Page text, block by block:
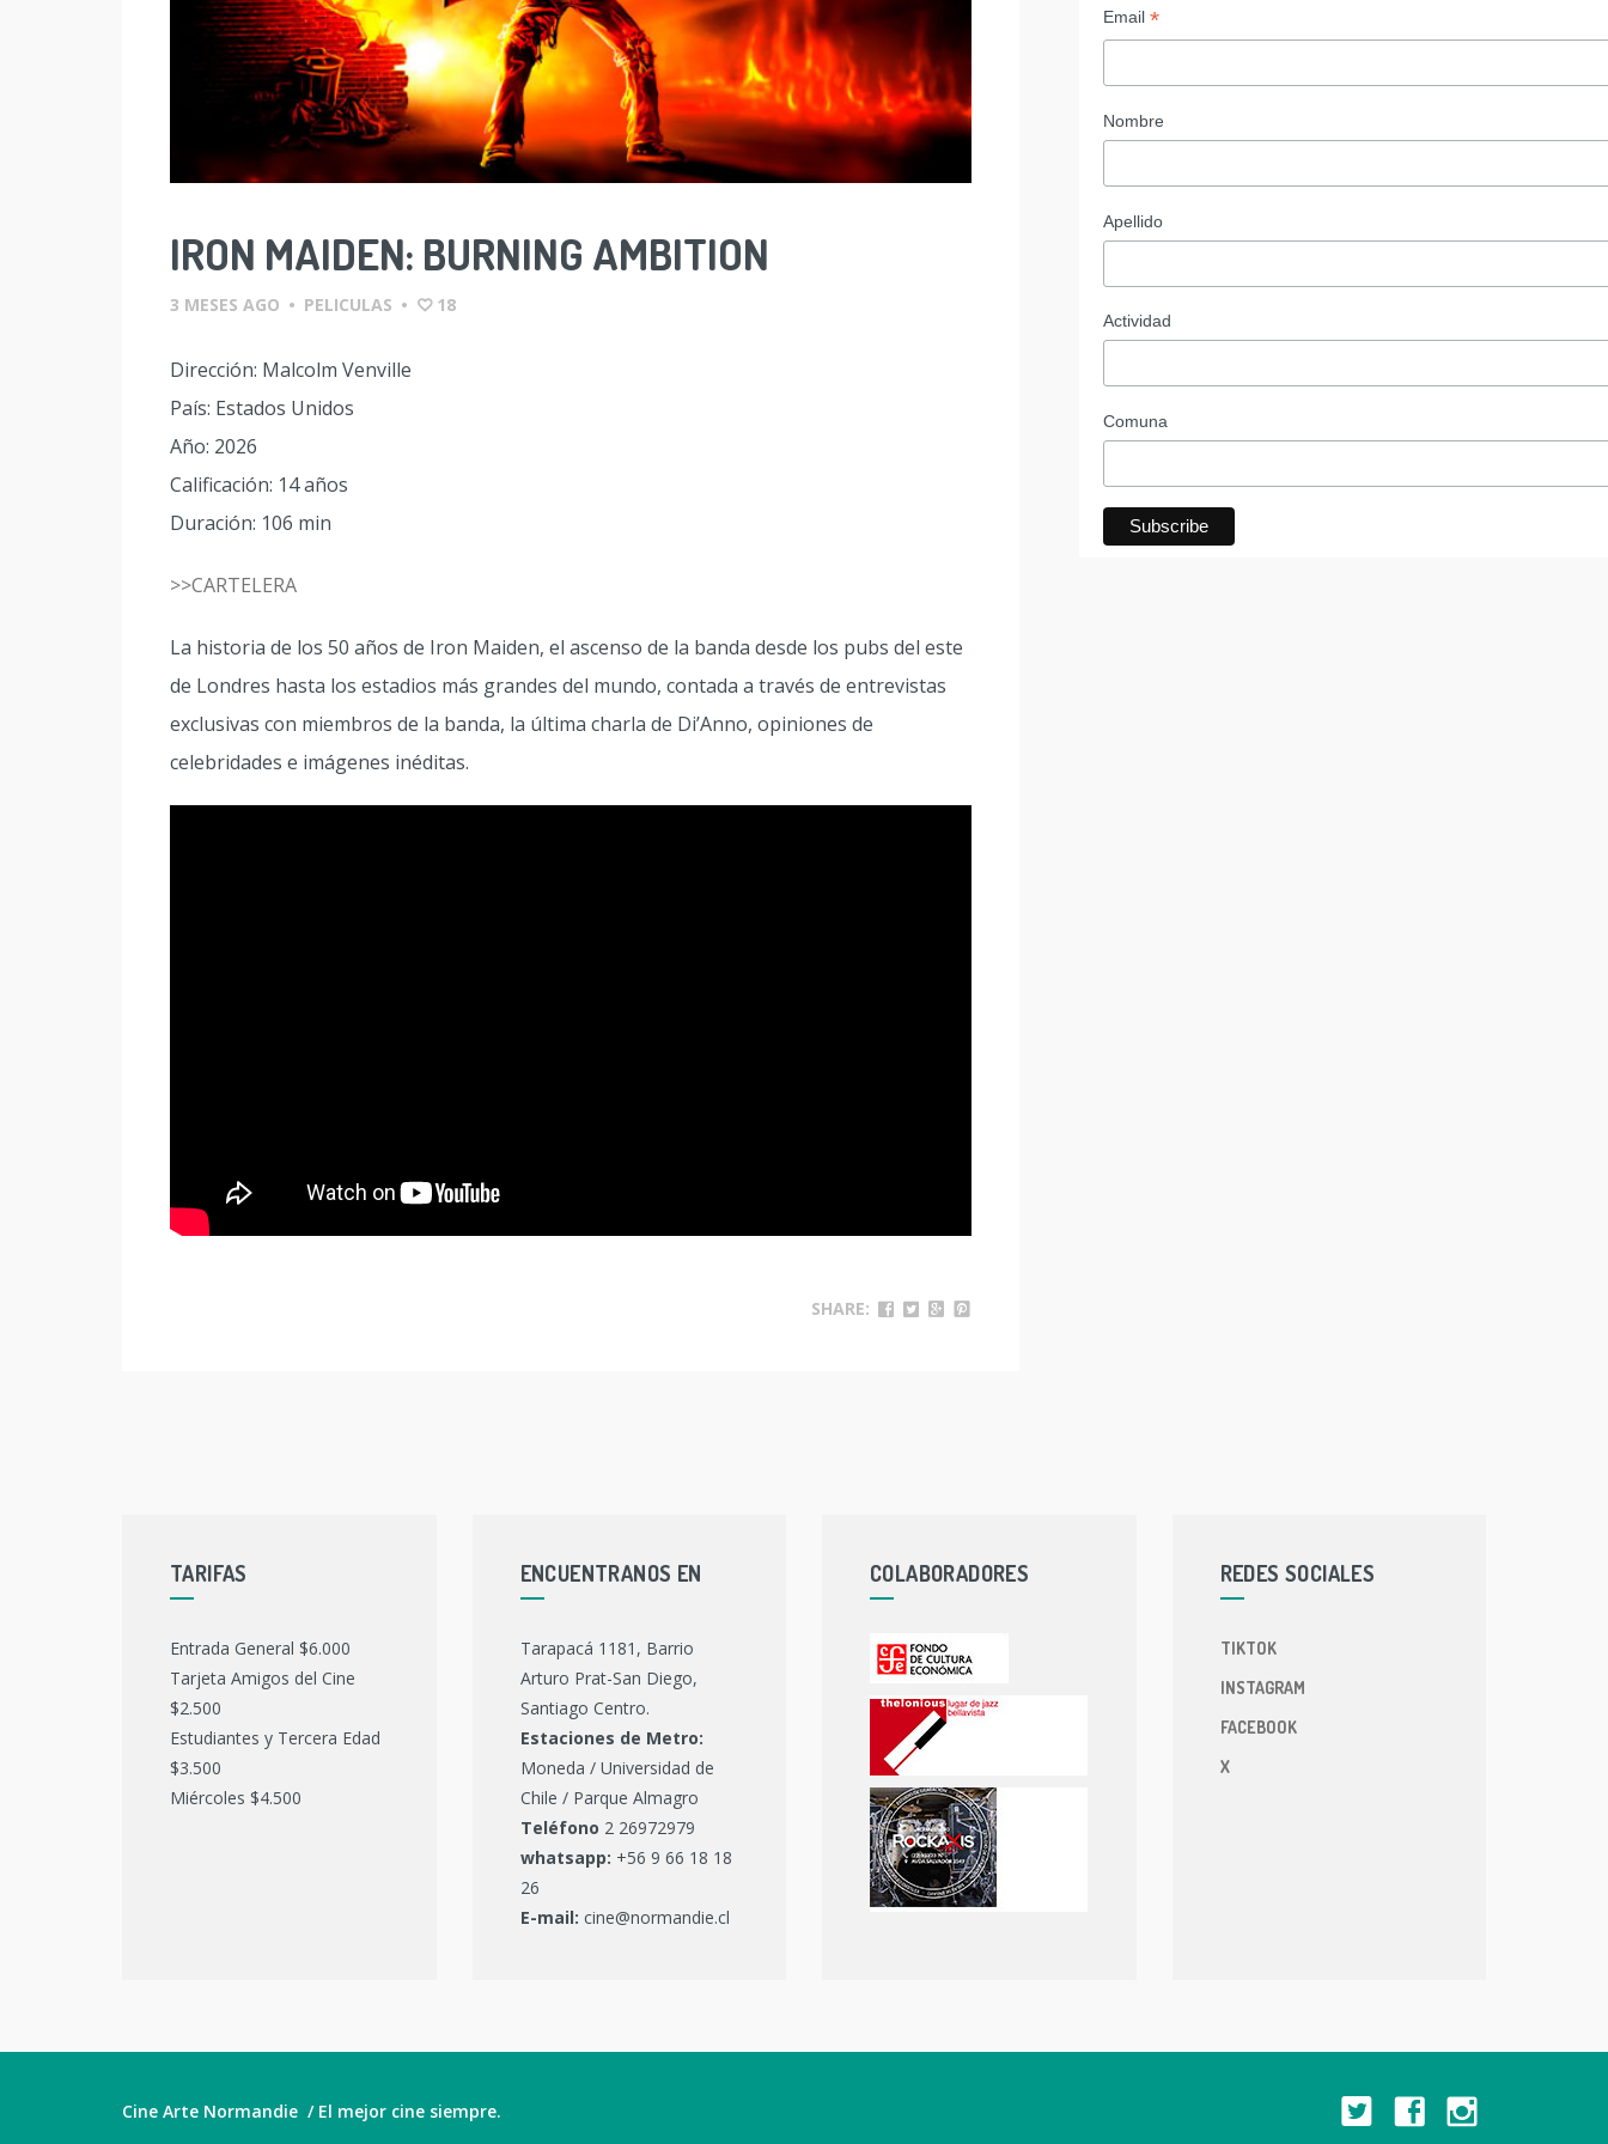
IRON MAIDEN: BURNING AMBITION
3 MESES AGO • PELICULAS • 18
Dirección: Malcolm Venville
País: Estados Unidos
Año: 2026
Calificación: 14 años
Duración: 106 min
>>CARTELERA
La historia de los 50 años de Iron Maiden, el ascenso de la banda desde los pubs del este
de Londres hasta los estadios más grandes del mundo, contada a través de entrevistas
exclusivas con miembros de la banda, la última charla de Di’Anno, opiniones de
celebridades e imágenes inéditas.
SHARE:
Email *
Nombre
Apellido
Actividad
Comuna
TARIFAS
Entrada General $6.000
Tarjeta Amigos del Cine
$2.500
Estudiantes y Tercera Edad
$3.500
Miércoles $4.500
ENCUENTRANOS EN
Tarapacá 1181, Barrio
Arturo Prat-San Diego,
Santiago Centro.
Estaciones de Metro:
Moneda / Universidad de
Chile / Parque Almagro
Teléfono 2 26972979
whatsapp: +56 9 66 18 18
26
E-mail: cine@normandie.cl
COLABORADORES REDES SOCIALES
TIKTOK
INSTAGRAM
FACEBOOK
X
Cine Arte Normandie / El mejor cine siempre.